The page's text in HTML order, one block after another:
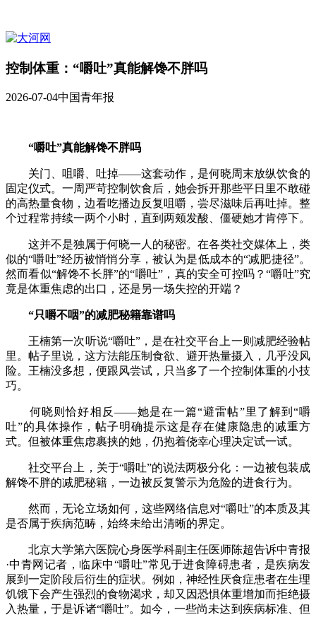
控制体重：“嚼吐”真能解馋不胖吗
2026-07-04中国青年报
“嚼吐”真能解馋不胖吗
关门、咀嚼、吐掉——这套动作，是何晓周末放纵饮食的
固定仪式。一周严苛控制饮食后，她会拆开那些平日里不敢碰
的高热量食物，边看吃播边反复咀嚼，尝尽滋味后再吐掉。整
个过程常持续一两个小时，直到两颊发酸、僵硬她才肯停下。
这并不是独属于何晓一人的秘密。在各类社交媒体上，类
似的“嚼吐”经历被悄悄分享，被认为是低成本的“减肥捷径”。
然而看似“解馋不长胖”的“嚼吐”，真的安全可控吗？“嚼吐”究
竟是体重焦虑的出口，还是另一场失控的开端？
“只嚼不咽”的减肥秘籍靠谱吗
王楠第一次听说“嚼吐”，是在社交平台上一则减肥经验帖
里。帖子里说，这方法能压制食欲、避开热量摄入，几乎没风
险。王楠没多想，便跟风尝试，只当多了一个控制体重的小技
巧。
何晓则恰好相反——她是在一篇“避雷帖”里了解到“嚼
吐”的具体操作，帖子明确提示这是存在健康隐患的减重方
式。但被体重焦虑裹挟的她，仍抱着侥幸心理决定试一试。
社交平台上，关于“嚼吐”的说法两极分化：一边被包装成
解馋不胖的减肥秘籍，一边被反复警示为危险的进食行为。
然而，无论立场如何，这些网络信息对“嚼吐”的本质及其
是否属于疾病范畴，始终未给出清晰的界定。
北京大学第六医院心身医学科副主任医师陈超告诉中青报
·中青网记者，临床中“嚼吐”常见于进食障碍患者，是疾病发
展到一定阶段后衍生的症状。例如，神经性厌食症患者在生理
饥饿下会产生强烈的食物渴求，却又因恐惧体重增加而拒绝摄
入热量，于是诉诸“嚼吐”。如今，一些尚未达到疾病标准、但